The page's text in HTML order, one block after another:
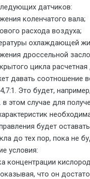
датчиков:
коленчатого вала;
расхода воздуха;
охлаждающей
дроссельной
цикла расчетная
давать соотношение
Это будет,
в этом случае для
будет
до тех пор, пока не
условия:
концентрации
что он